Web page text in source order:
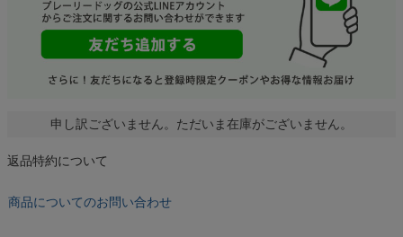
申し訳ございません。ただいま在庫がございません。
返品特約について
商品についてのお問い合わせ